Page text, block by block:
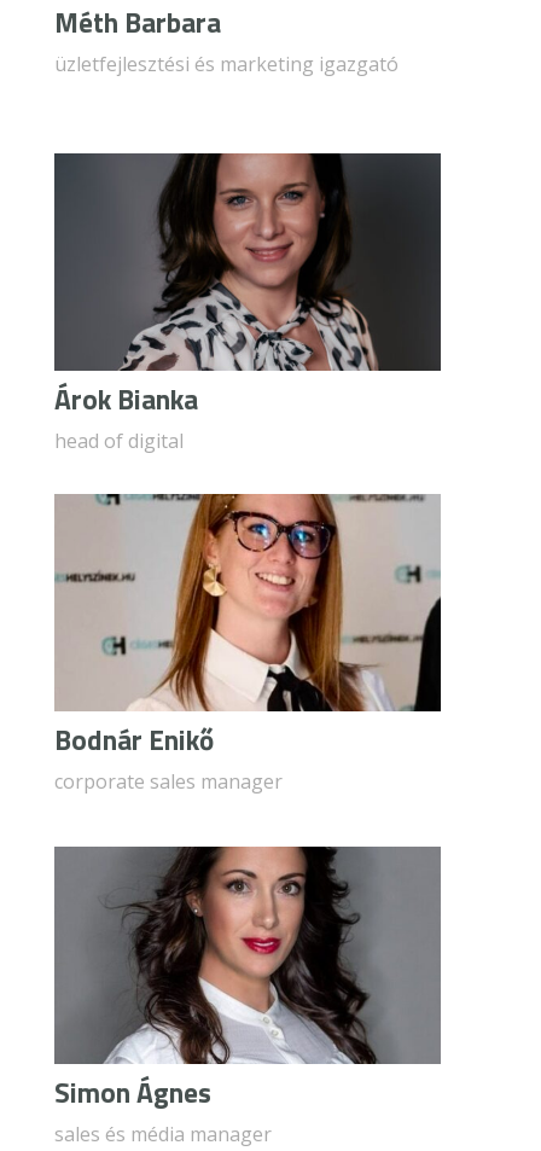
Méth Barbara
üzletfejlesztési és marketing igazgató
Árok Bianka
head of digital
Bodnár Enikő
corporate sales manager
Simon Ágnes
sales és média manager